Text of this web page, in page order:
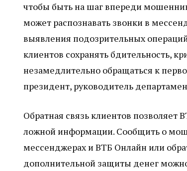
чтобы быть на шаг впереди
может распознавать звонки в
выявления подозрительных
клиентов сохранять бдительность,
незамедлительно обращаться к
президент, руководитель
Обратная связь клиентов позволяет
ложной информации. Сообщить о
мессенджерах и ВТБ Онлайн или
дополнительной защиты денег можно